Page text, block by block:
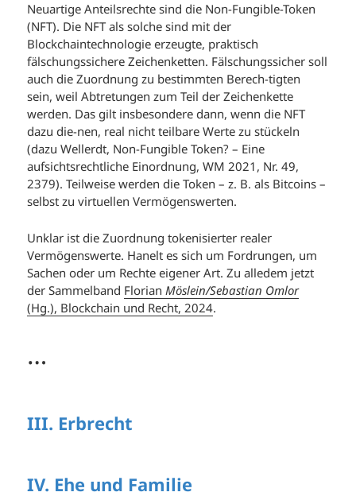
Neuartige Anteilsrechte sind die Non-Fungible-Token
(NFT). Die NFT als solche sind mit der
Blockchaintechnologie erzeugte, praktisch
fälschungssichere Zeichenketten. Fälschungssicher soll
auch die Zuordnung zu bestimmten Berech-tigten
sein, weil Abtretungen zum Teil der Zeichenkette
werden. Das gilt insbesondere dann, wenn die NFT
dazu die-nen, real nicht teilbare Werte zu stückeln
(dazu Wellerdt, Non-Fungible Token? – Eine
aufsichtsrechtliche Einordnung, WM 2021, Nr. 49,
2379). Teilweise werden die Token – z. B. als Bitcoins –
selbst zu virtuellen Vermögenswerten.
Unklar ist die Zuordnung tokenisierter realer
Vermögenswerte. Hanelt es sich um Fordrungen, um
Sachen oder um Rechte eigener Art. Zu alledem jetzt
der Sammelband FlorianMöslein/Sebastian Omlor
(Hg.), Blockchain und Recht, 2024.
…
III. Erbrecht
IV. Ehe und Familie